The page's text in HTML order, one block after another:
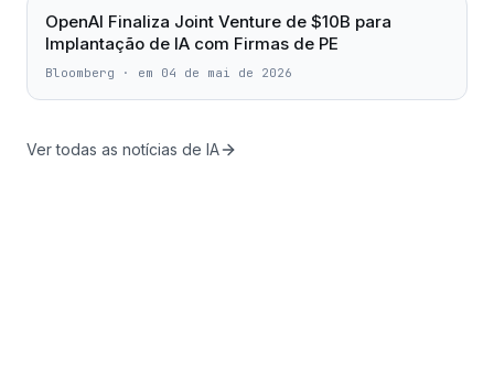
OpenAI Finaliza Joint Venture de $10B para
Implantação de IA com Firmas de PE
Bloomberg · em 04 de mai de 2026
Ver todas as notícias de IA